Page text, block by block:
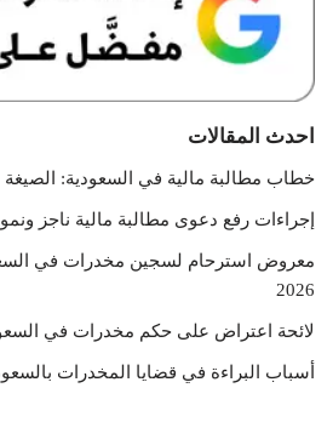
احدث المقالات
خطاب مطالبة مالية في السعودية: الصيغة
إجراءات رفع دعوى مطالبة مالية ناجز
معروض استرحام لسجين مخدرات في
2026
لائحة اعتراض على حكم مخدرات في
أسباب البراءة في قضايا المخدرات بالسعودية